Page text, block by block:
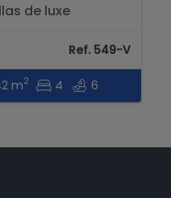
de luxe
Ref. 549-V
m2 4 6